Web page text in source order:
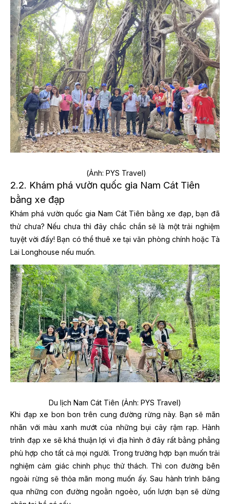
(Ảnh: PYS Travel)
2.2. Khám phá vườn quốc gia Nam Cát Tiên
bằng xe đạp
Khám phá vườn quốc gia Nam Cát Tiên bằng xe đạp, bạn đã
thử chưa? Nếu chưa thì đây chắc chắn sẽ là một trải nghiệm
tuyệt vời đấy! Bạn có thể thuê xe tại văn phòng chính hoặc Tà
Lai Longhouse nếu muốn.
Du lịch Nam Cát Tiên (Ảnh: PYS Travel)
Khi đạp xe bon bon trên cung đường rừng này. Bạn sẽ mãn
nhãn với màu xanh mướt của những bụi cây rậm rạp. Hành
trình đạp xe sẽ khá thuận lợi vì địa hình ở đây rất bằng phẳng
phù hợp cho tất cả mọi người. Trong trường hợp bạn muốn trải
nghiệm cảm giác chinh phục thử thách. Thì con đường bên
ngoài rừng sẽ thỏa mãn mong muốn ấy. Sau hành trình băng
qua những con đường ngoằn ngoèo, uốn lượn bạn sẽ dừng